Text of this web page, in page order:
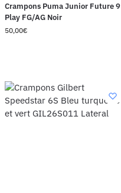
Crampons Puma Junior Future 9
Play FG/AG Noir
50,00€